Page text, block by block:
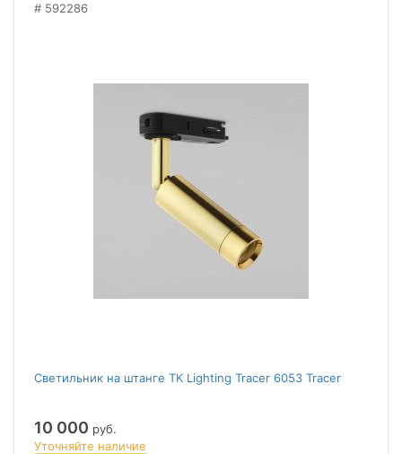
592286
Светильник на штанге TK Lighting Tracer 6053 Tracer
10 000 руб.
Уточняйте наличие